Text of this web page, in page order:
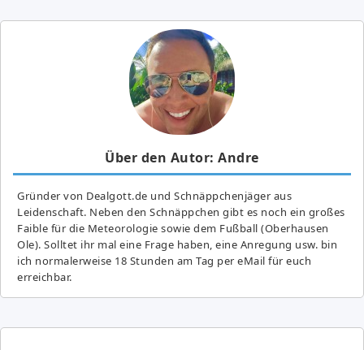
Über den Autor: Andre
Gründer von Dealgott.de und Schnäppchenjäger aus
Leidenschaft. Neben den Schnäppchen gibt es noch ein großes
Fai­ble für die Meteorologie sowie dem Fußball (Oberhausen
Ole). Solltet ihr mal eine Frage haben, eine Anregung usw. bin
ich normalerweise 18 Stunden am Tag per eMail für euch
erreichbar.